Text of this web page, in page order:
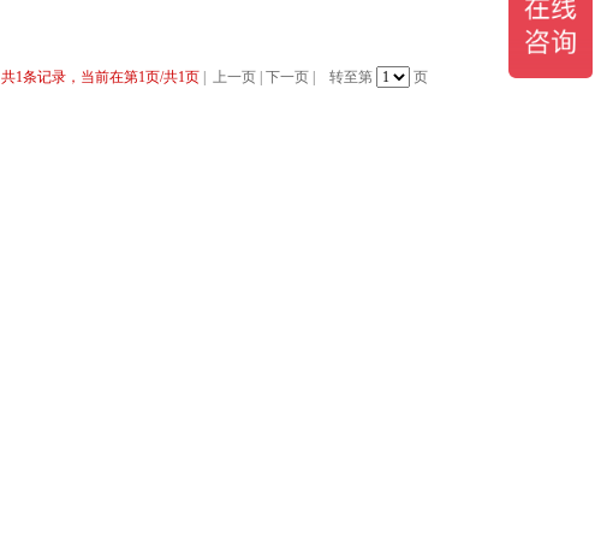
共1条记录，当前在第1页/共1页 上一页 下一页 转至第 页